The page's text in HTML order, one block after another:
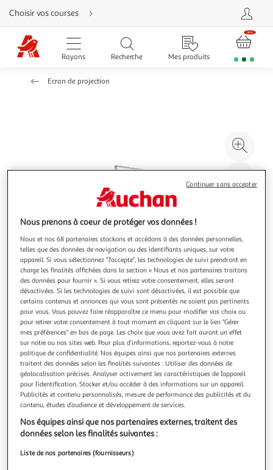
Aller
directement
au
contenu
Aller
directement
Aller
d'aide
Choisir vos courses
Rayons Recherche Mes produits
Ecran de projection
à
Illustration
précédente
Illustration
suivante
LUMENE
Ecran de projection capitol hd 170 c
Installation transportable : non concerné Longueur
développée : 234 Poids : 8.100 Tendeurs intégrés : Non
En savoir +
Vendu par Boulanger
Livraison dès 2/3 jours
39,00€
Nous prenons à coeur de protéger vos données !
Nous et nos 68 partenaires stockons et accédons à des données personnelles,
telles que des données de navigation ou des identifiants uniques, sur votre
appareil. Si vous sélectionnez "J'accepte", les technologies de suivi prendront en
charge les finalités affichées dans la section « Nous et nos partenaires traitons
des données pour fournir ». Si vous retirez votre consentement, elles seront
désactivées. Si les technologies de suivi sont désactivées, il est possible que
certains contenus et annonces qui vous sont présentés ne soient pas pertinents
pour vous. Vous pouvez faire réapparaître ce menu pour modifier vos choix ou
pour retirer votre consentement à tout moment en cliquant sur le lien "Gérer
mes préférences" en bas de page. Les choix que vous avez fait auront un effet
sur notre ou nos sites web. Pour plus d’informations, reportez-vous à notre
politique de confidentialité. Nos équipes ainsi que nos partenaires externes
traitent des données selon les finalités suivantes : Utiliser des données de
géolocalisation précises. Analyser activement les caractéristiques de l’appareil
pour l’identification. Stocker et/ou accéder à des informations sur un appareil.
Publicités et contenu personnalisés, mesure de performance des publicités et du
contenu, études d’audience et développement de services.
Nos équipes ainsi que nos partenaires externes, traitent des
données selon les finalités suivantes :
Liste de nos partenaires (fournisseurs)
Continuer sans accepter